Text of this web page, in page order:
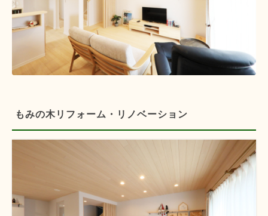
もみの木リフォーム・リノベーション